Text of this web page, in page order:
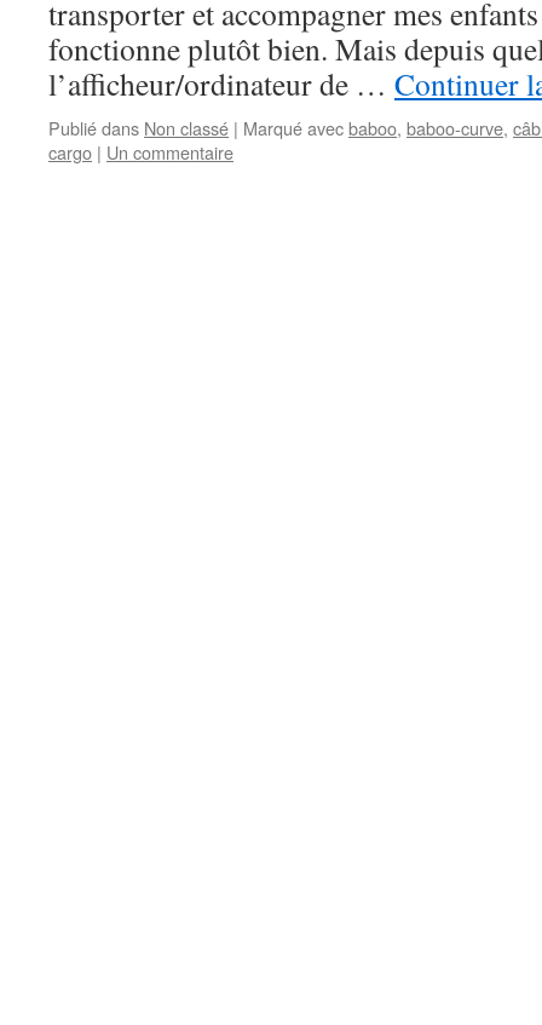
transporter et accompagner mes
fonctionne plutôt bien. Mais depuis
l’afficheur/ordinateur de … Continuer
Publié dans Non classé | Marqué avecbaboo, baboo-curve,
cargo | Un commentaire